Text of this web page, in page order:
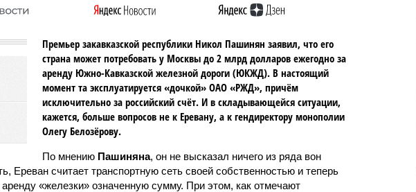
Премьер закавказской республики Никол Пашинян заявил, что его
страна может потребовать у Москвы до 2 млрд долларов ежегодно за
аренду Южно-Кавказской железной дороги (ЮКЖД). В настоящий
момент та эксплуатируется «дочкой» ОАО «РЖД», причём
исключительно за российский счёт. И в складывающейся ситуации,
кажется, больше вопросов не к Еревану, а к гендиректору монополии
Олегу Белозёрову.
По мнению Пашиняна, он не высказал ничего из ряда вон
Ереван считает транспортную сеть своей собственностью и теперь
аренду «железки» означенную сумму. При этом, как отмечают